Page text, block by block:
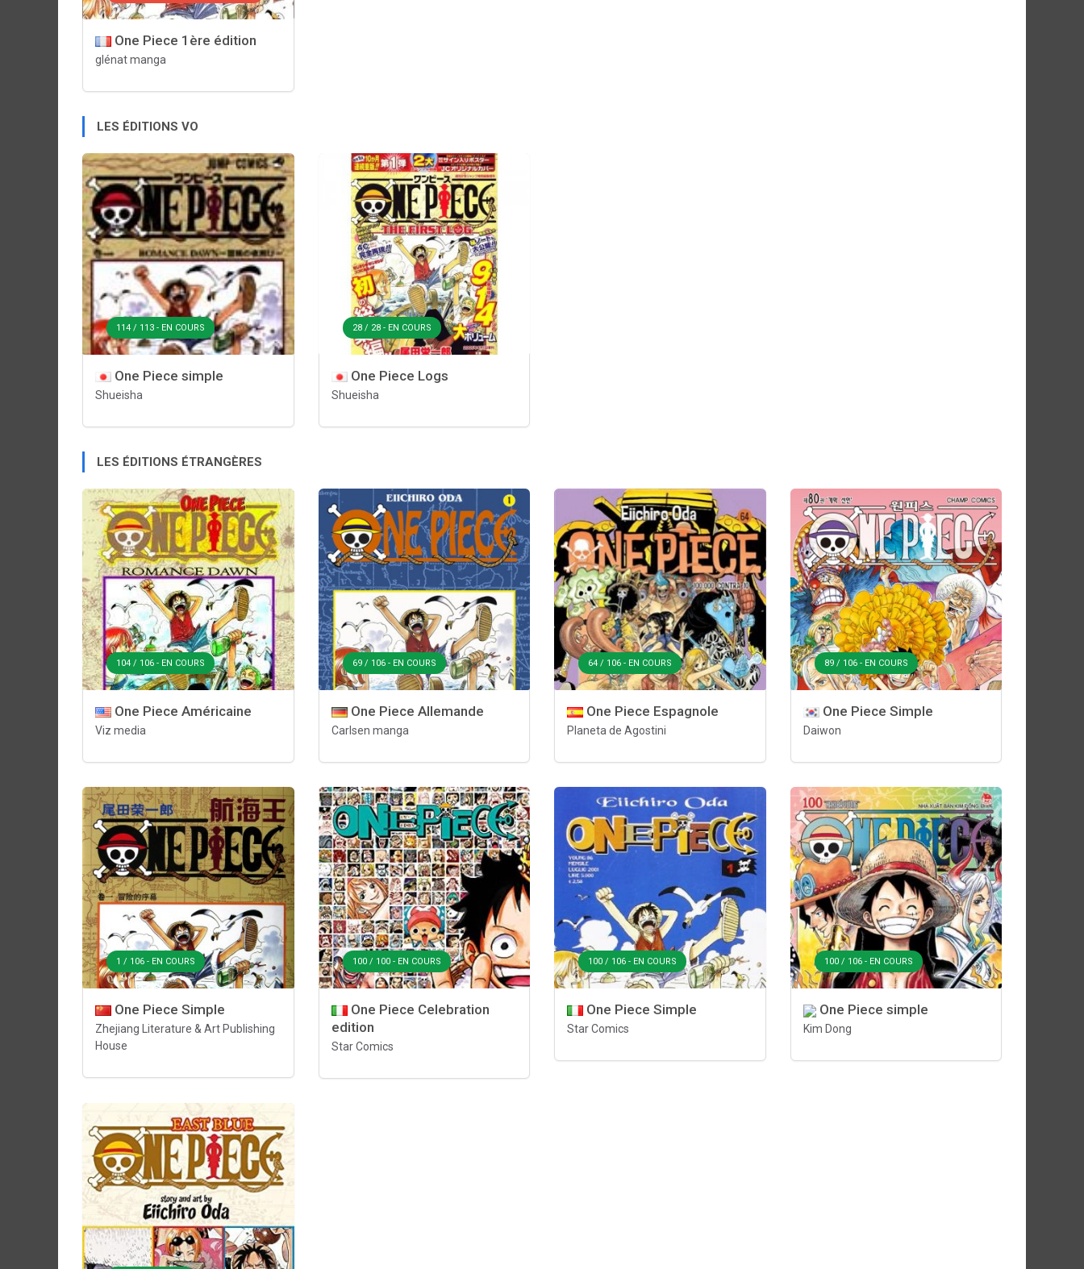
One Piece 1ère édition
glénat manga
LES ÉDITIONS VO
114 / 113 - EN COURS
One Piece simple
Shueisha
28 / 28 - EN COURS
One Piece Logs
Shueisha
LES ÉDITIONS ÉTRANGÈRES
104 / 106 - EN COURS
One Piece Américaine
Viz media
69 / 106 - EN COURS
One Piece Allemande
Carlsen manga
64 / 106 - EN COURS
One Piece Espagnole
Planeta de Agostini
89 / 106 - EN COURS
One Piece Simple
Daiwon
1 / 106 - EN COURS
One Piece Simple
Zhejiang Literature & Art Publishing
House
100 / 100 - EN COURS
One Piece Celebration
edition
Star Comics
100 / 106 - EN COURS
One Piece Simple
Star Comics
100 / 106 - EN COURS
One Piece simple
Kim Dong